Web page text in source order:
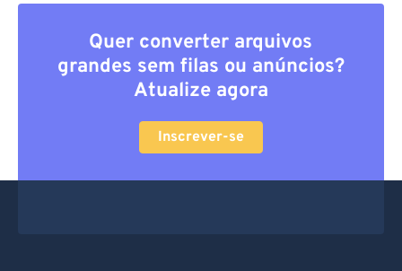
Quer converter arquivos
grandes sem filas ou anúncios?
Atualize agora
Inscrever-se